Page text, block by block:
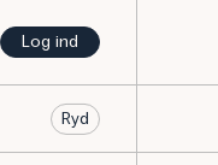
Log ind
Ryd